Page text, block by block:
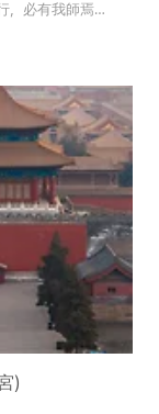
行，必有我師焉。
도 반드시 그 중
우리가 배울 점을
이다. 마침 일요일
있다는 난징똥루
가서 번호표 받고
)